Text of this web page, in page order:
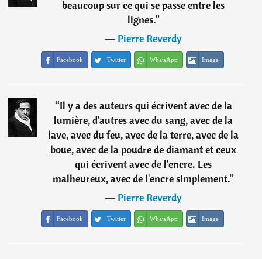
beaucoup sur ce qui se passe entre les
lignes.”
―Pierre Reverdy
Facebook Twitter WhatsApp Image
“Il y a des auteurs qui écrivent avec de la
lumière, d'autres avec du sang, avec de la
lave, avec du feu, avec de la terre, avec de la
boue, avec de la poudre de diamant et ceux
qui écrivent avec de l'encre. Les
malheureux, avec de l'encre simplement.”
―Pierre Reverdy
Facebook Twitter WhatsApp Image